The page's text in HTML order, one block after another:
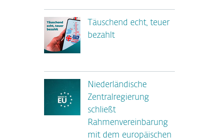
Täuschend echt, teuer
bezahlt
Niederländische
Zentralregierung
schließt
Rahmenvereinbarung
mit dem europäischen